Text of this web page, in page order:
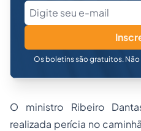
Os boletins são gratuitos.
O ministro Ribeiro
realizada perícia no